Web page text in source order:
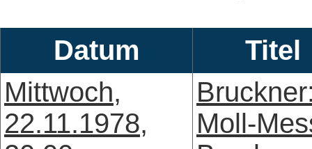
Datum
Titel
Mittwoch,
22.11.1978,
Moll-